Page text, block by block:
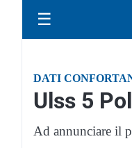
☰
DATI
Ulss 5
Ad annunciare il